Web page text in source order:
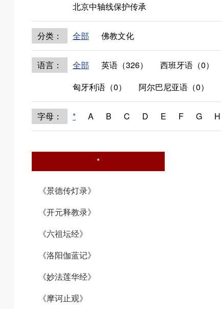
北京中轴线保护传承
分类： 全部 佛教文化
语言： 全部 英语（326） 西班牙语（0）
匈牙利语（0）
阿尔巴尼亚语（0）
字母： * A B C D E F G H
*
《景德传灯录》
《开元释教录》
《六祖坛经》
《洛阳伽蓝记》
《妙法莲华经》
《摩诃止观》